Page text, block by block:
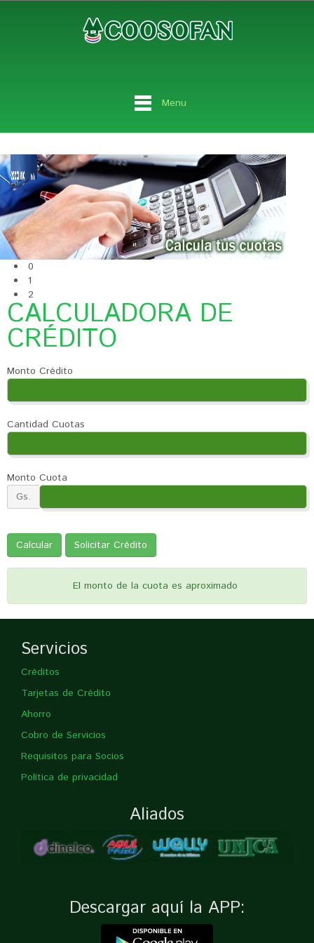
Menu
0
1
2
CALCULADORA DE
CRÉDITO
Monto Crédito
Cantidad Cuotas
Monto Cuota
Gs.
Calcular Solicitar Crédito
El monto de la cuota es aproximado
Servicios
Créditos
Tarjetas de Crédito
Ahorro
Cobro de Servicios
Requisitos para Socios
Política de privacidad
Aliados
Descargar aquí la APP: